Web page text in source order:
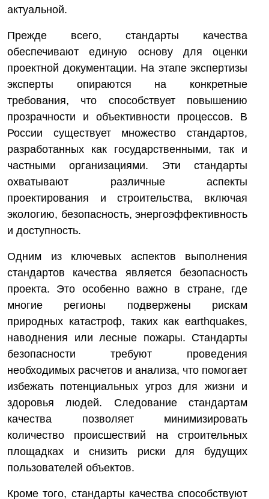
актуальной.
Прежде всего, стандарты качества
обеспечивают единую основу для оценки
проектной документации. На этапе экспертизы
эксперты опираются на конкретные
требования, что способствует повышению
прозрачности и объективности процессов. В
России существует множество стандартов,
разработанных как государственными, так и
частными организациями. Эти стандарты
охватывают различные аспекты
проектирования и строительства, включая
экологию, безопасность, энергоэффективность
и доступность.
Одним из ключевых аспектов выполнения
стандартов качества является безопасность
проекта. Это особенно важно в стране, где
многие регионы подвержены рискам
природных катастроф, таких как earthquakes,
наводнения или лесные пожары. Стандарты
безопасности требуют проведения
необходимых расчетов и анализа, что помогает
избежать потенциальных угроз для жизни и
здоровья людей. Следование стандартам
качества позволяет минимизировать
количество происшествий на строительных
площадках и снизить риски для будущих
пользователей объектов.
Кроме того, стандарты качества способствуют